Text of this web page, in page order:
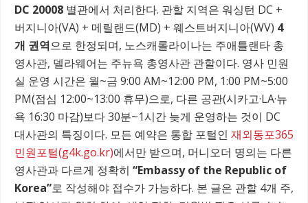
DC 20008 별관에서 처리한다. 관할 지역은 워싱턴 DC +
버지니아(VA) + 메릴랜드(MD) + 웨스트버지니아(WV) 4
개 권역으로 한정되며, 노스캐롤라이나는 주애틀랜타 총
영사관, 델라웨어는 주뉴욕 총영사관 관할이다. 영사 민원
실 운영 시간은 월~금 9:00 AM~12:00 PM, 1:00 PM~5:00
PM(점심 12:00~13:00 휴무)으로, 다른 공관(시카고·LA·뉴
욕 16:30 마감)보다 30분~1시간 늦게 운영하는 것이 DC
대사관의 특징이다. 모든 예약은 통합 포털인 재외동포365
민원포털(g4k.go.kr)에서만 받으며, 머니오더 명의는 다른
영사관과 다르게 정확히 “Embassy of the Republic of
Korea”로 작성해야 접수가 가능하다. 본 글은 관할 4개 주,